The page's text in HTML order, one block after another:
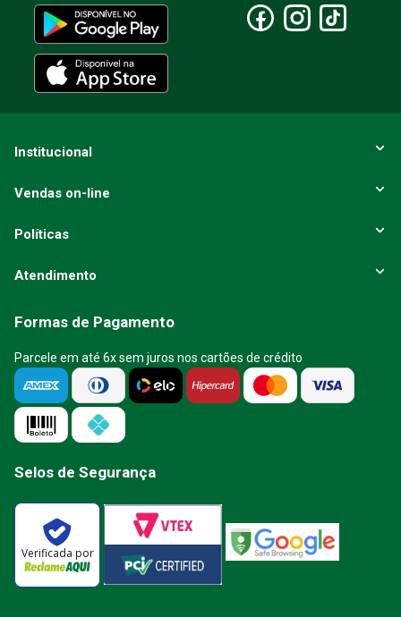
Institucional
Vendas on-line
Políticas
Atendimento
Formas de Pagamento
Parcele em até 6x sem juros nos cartões de crédito
Selos de Segurança
Verificada por